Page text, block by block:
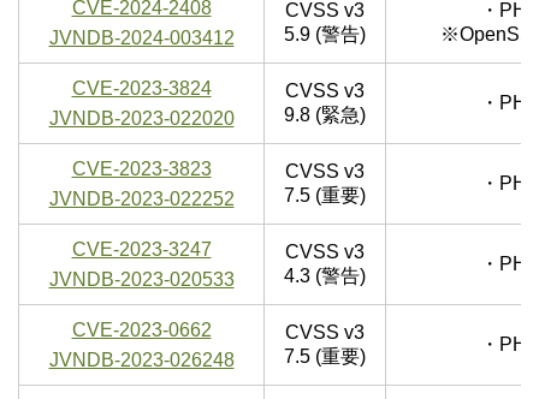
CVE-2024-2408
JVNDB-2024-003412
CVSS v3
5.9 (警告)
・
CVE-2023-3824
JVNDB-2023-022020
CVSS v3
9.8 (緊急)
・
CVE-2023-3823
JVNDB-2023-022252
CVSS v3
7.5 (重要)
・
CVE-2023-3247
JVNDB-2023-020533
CVSS v3
4.3 (警告)
・
CVE-2023-0662
JVNDB-2023-026248
CVSS v3
7.5 (重要)
・